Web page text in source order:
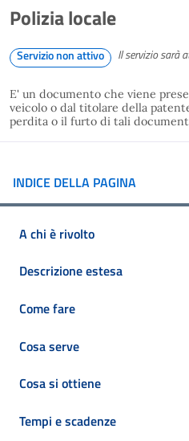
Polizia locale
Servizio non attivo Il servizio sarà
E' un documento che viene
veicolo o dal titolare della
perdita o il furto di tali
INDICE DELLA PAGINA
A chi è rivolto
Descrizione estesa
Come fare
Cosa serve
Cosa si ottiene
Tempi e scadenze